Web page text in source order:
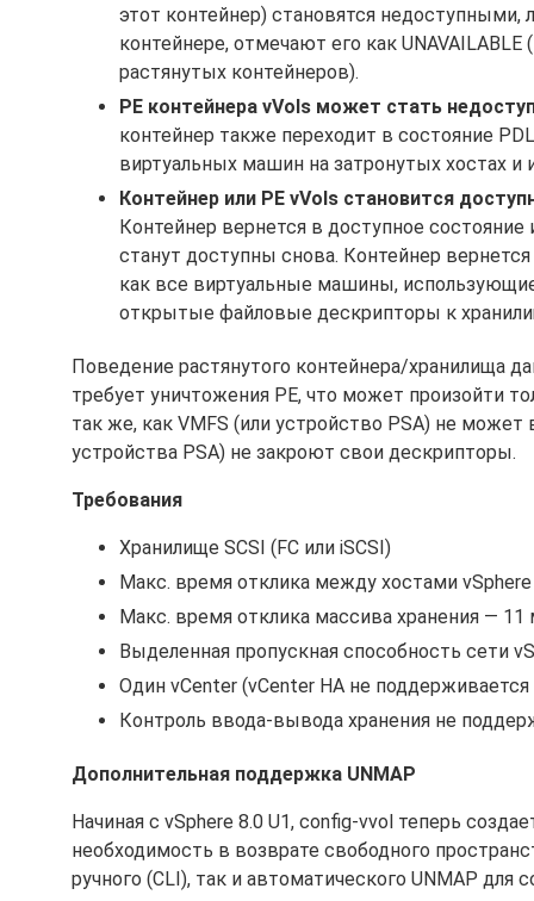
этот контейнер) становятся
контейнере, отмечают его как
растянутых контейнеров).
PE контейнера vVols может стать
контейнер также переходит в состояние
виртуальных машин на затронутых хостах и
Контейнер или PE vVols становится
Контейнер вернется в доступное состояние
станут доступны снова. Контейнер
как все виртуальные машины,
открытые файловые дескрипторы к
Поведение растянутого контейнера/хранилища
требует уничтожения PE, что может произойти
так же, как VMFS (или устройство PSA) не
устройства PSA) не закроют свои дескрипторы.
Требования
Хранилище SCSI (FC или iSCSI)
Макс. время отклика между хостами
Макс. время отклика массива хранения — 11
Выделенная пропускная способность сети
Один vCenter (vCenter HA не поддерживается
Контроль ввода-вывода хранения не
Дополнительная поддержка UNMAP
Начиная с vSphere 8.0 U1, config-vvol теперь
необходимость в возврате свободного
ручного (CLI), так и автоматического UNMAP для